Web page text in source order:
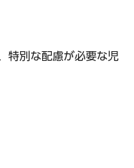
特別な配慮が必要な児